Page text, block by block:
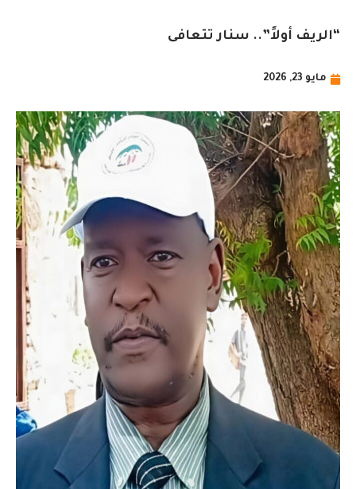
“الريف أولاً”.. سنار تتعافى
مايو 23, 2026